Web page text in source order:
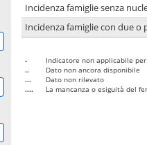
Incidenza famiglie senza
Incidenza famiglie con due o
-
Indicatore non applicabile
..
Dato non ancora disponibile
...
Dato non rilevato
....
La mancanza o esiguità del